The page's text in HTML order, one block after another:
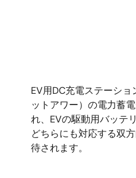
EV用DC充電ステーシ
ットアワー）の電力蓄
れ、EVの駆動用バッテ
どちらにも対応する双
待されます。